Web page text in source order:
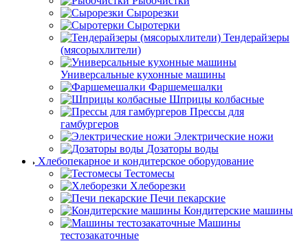
Сырорезки
Сыротерки
Тендерайзеры
(мясорыхлители)
Универсальные кухонные машины
Фаршемешалки
Шприцы колбасные
Прессы для
гамбургеров
Электрические ножи
Дозаторы воды
Хлебопекарное и кондитерское оборудование
Тестомесы
Хлеборезки
Печи пекарские
Кондитерские машины
Машины
тестозакаточные